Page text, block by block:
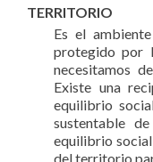
TERRITORIO
Es el
protegido por
necesitamos
Existe una
equilibrio
sustentable
equilibrio
del territorio